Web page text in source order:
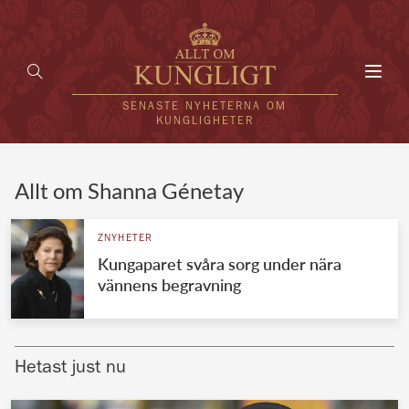
SENASTE NYHETERNA OM
KUNGLIGHETER
UTLÄNDSKT
VÄRLDENS KUNGAHUS
Brittiska kungahuset
Allt om Shanna Génetay
ZNYHETER
Kungaparet svåra sorg under nära
vännens begravning
Hetast just nu